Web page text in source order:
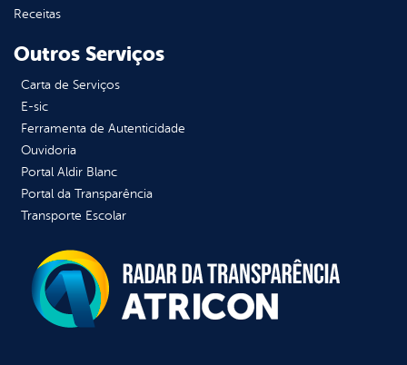
Receitas
Outros Serviços
Carta de Serviços
E-sic
Ferramenta de Autenticidade
Ouvidoria
Portal Aldir Blanc
Portal da Transparência
Transporte Escolar